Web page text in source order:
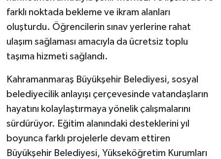
farklı noktada bekleme ve ikram alanları
oluşturdu. Öğrencilerin sınav yerlerine rahat
ulaşım sağlaması amacıyla da ücretsiz toplu
taşıma hizmeti sağlandı.
Kahramanmaraş Büyükşehir Belediyesi, sosyal
belediyecilik anlayışı çerçevesinde vatandaşların
hayatını kolaylaştırmaya yönelik çalışmalarını
sürdürüyor. Eğitim alanındaki desteklerini yıl
boyunca farklı projelerle devam ettiren
Büyükşehir Belediyesi, Yükseköğretim Kurumları